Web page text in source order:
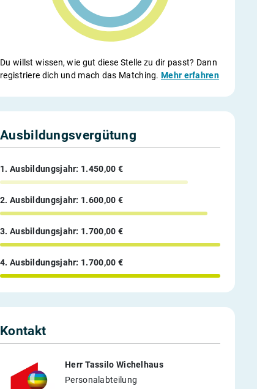
Du willst wissen, wie gut diese Stelle zu dir passt? Dann
registriere dich und mach das Matching.Mehr erfahren
Ausbildungsvergütung
1. Ausbildungsjahr: 1.450,00 €
2. Ausbildungsjahr: 1.600,00 €
3. Ausbildungsjahr: 1.700,00 €
4. Ausbildungsjahr: 1.700,00 €
Kontakt
Herr Tassilo Wichelhaus
Personalabteilung